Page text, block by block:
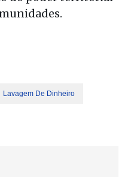
Lavagem De Dinheiro